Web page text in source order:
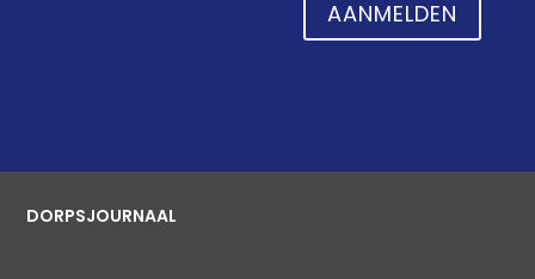
AANMELDEN
DORPSJOURNAAL